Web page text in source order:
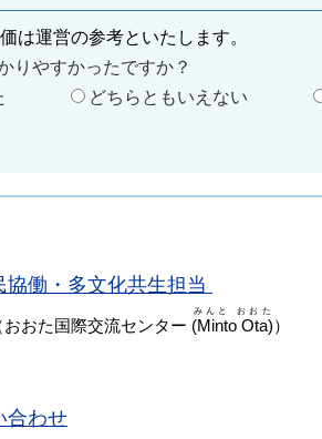
は運営の参考といたします。
りやすかったですか？
どちらともいえない
働・多文化共生担当
おた国際交流センター (Minto Ota)
みんと おおた
）
合わせ